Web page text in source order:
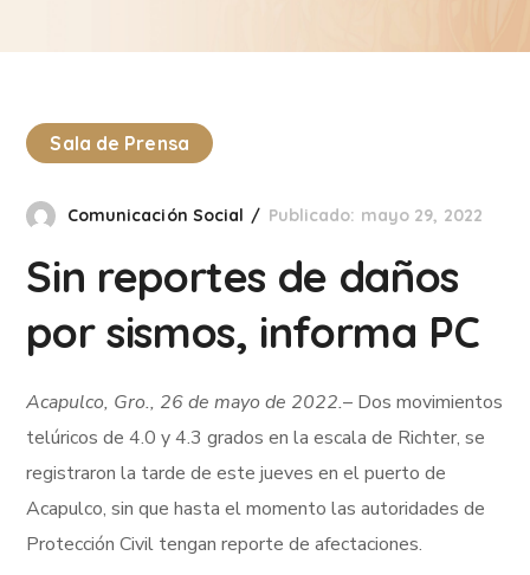
Sala de Prensa
Comunicación Social Publicado: mayo 29, 2022
Sin reportes de daños
por sismos, informa PC
Acapulco, Gro., 26 de mayo de 2022.– Dos movimientos
telúricos de 4.0 y 4.3 grados en la escala de Richter, se
registraron la tarde de este jueves en el puerto de
Acapulco, sin que hasta el momento las autoridades de
Protección Civil tengan reporte de afectaciones.